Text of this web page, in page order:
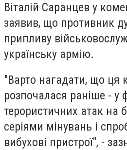
Віталій Саранцев у
заявив, що противник
припливу
українську армію.
"Варто нагадати, що ця
розпочалася раніше - у
терористичних атак на
серіями мінувань і
вибухові пристрої", -